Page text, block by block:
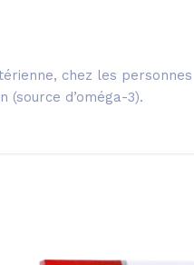
chez les personnes
d’oméga-3).